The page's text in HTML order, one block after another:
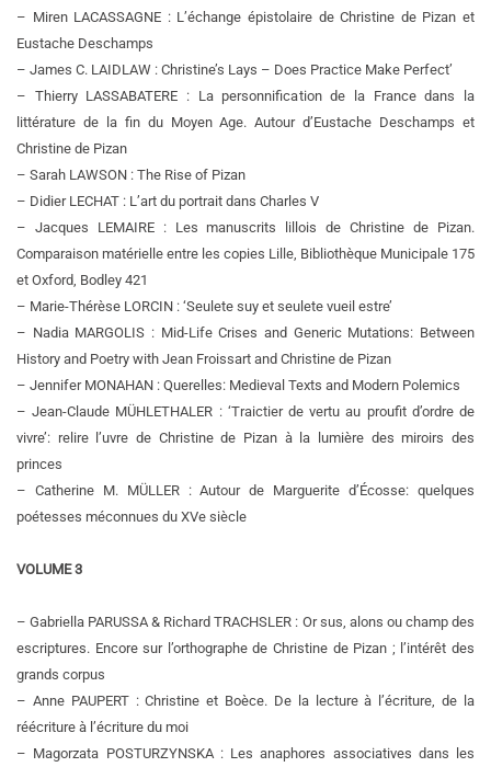
– Miren LACASSAGNE : L’échange épistolaire de Christine de Pizan et
Eustache Deschamps
– James C. LAIDLAW : Christine’s Lays – Does Practice Make Perfect’
– Thierry LASSABATERE : La personnification de la France dans la
littérature de la fin du Moyen Age. Autour d’Eustache Deschamps et
Christine de Pizan
– Sarah LAWSON : The Rise of Pizan
– Didier LECHAT : L’art du portrait dans Charles V
– Jacques LEMAIRE : Les manuscrits lillois de Christine de Pizan.
Comparaison matérielle entre les copies Lille, Bibliothèque Municipale 175
et Oxford, Bodley 421
– Marie-Thérèse LORCIN : ‘Seulete suy et seulete vueil estre’
– Nadia MARGOLIS : Mid-Life Crises and Generic Mutations: Between
History and Poetry with Jean Froissart and Christine de Pizan
– Jennifer MONAHAN : Querelles: Medieval Texts and Modern Polemics
– Jean-Claude MÜHLETHALER : ‘Traictier de vertu au proufit d’ordre de
vivre’: relire l’uvre de Christine de Pizan à la lumière des miroirs des
princes
– Catherine M. MÜLLER : Autour de Marguerite d’Écosse: quelques
poétesses méconnues du XVe siècle
VOLUME 3
– Gabriella PARUSSA & Richard TRACHSLER : Or sus, alons ou champ des
escriptures. Encore sur l’orthographe de Christine de Pizan ; l’intérêt des
grands corpus
– Anne PAUPERT : Christine et Boèce. De la lecture à l’écriture, de la
réécriture à l’écriture du moi
– Magorzata POSTURZYNSKA : Les anaphores associatives dans les